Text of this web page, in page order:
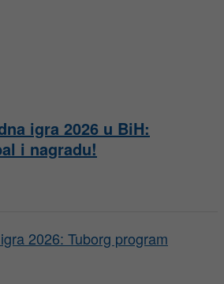
igra 2026 u BiH:
i nagradu!